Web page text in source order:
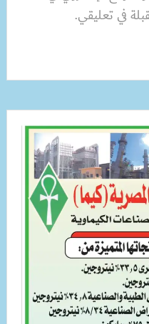
في تعليقي.